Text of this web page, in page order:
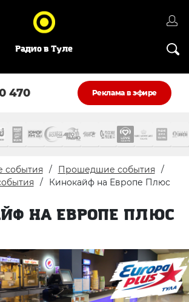
Радио в Туле
470 Реклама в эфире
события
Прошедшие события
Кинокайф на Европе Плюс
НА ЕВРОПЕ ПЛЮС